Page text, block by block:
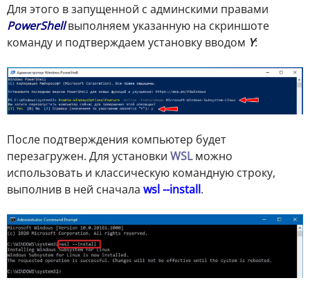
Для этого в запущенной с админскими правами
PowerShellвыполняем указанную на скриншоте
команду и подтверждаем установку вводом Y:
После подтверждения компьютер будет
перезагружен. Для установки WSLможно
использовать и классическую командную строку,
выполнив в ней сначала wsl --install.